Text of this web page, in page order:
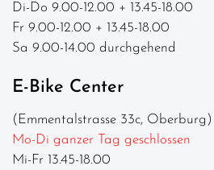
Di-Do 9.00-12.00 + 13.45-18.00
Fr 9.00-12.00 + 13.45-18.00
Sa 9.00-14.00 durchgehend
E-Bike Center
(Emmentalstrasse 33c, Oberburg)
Mo-Di ganzer Tag geschlossen
Mi-Fr 13.45-18.00